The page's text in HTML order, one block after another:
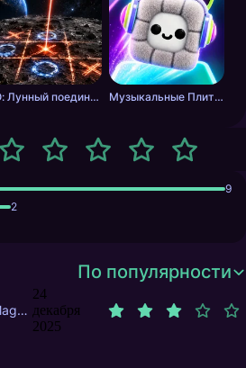
ХО: Лунный поединок Музыкальные Плитки: Ритм Пушистика
9
2
По популярности
MagnificentMrFox
24
декабря
2025